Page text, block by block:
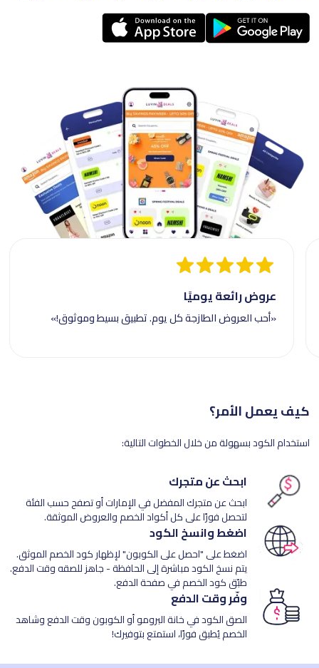
عروض رائعة يوميًا
«أحب العروض الطازجة كل يوم. تطبيق بسيط وموثوق!»
كيف يعمل الأمر؟
استخدام الكود بسهولة من خلال الخطوات التالية:
ابحث عن متجرك
ابحث عن متجرك المفضل في الإمارات أو تصفح حسب الفئة
لتحصل فورًا على كل أكواد الخصم والعروض الموثقة.
اضغط وانسخ الكود
اضغط على "احصل على الكوبون" لإظهار كود الخصم الموثق.
يتم نسخ الكود مباشرة إلى الحافظة - جاهز للصقه وقت الدفع.
طبّق كود الخصم في صفحة الدفع.
وفّر وقت الدفع
الصق الكود في خانة البرومو أو الكوبون وقت الدفع وشاهد
الخصم يُطبق فورًا، استمتع بتوفيرك!